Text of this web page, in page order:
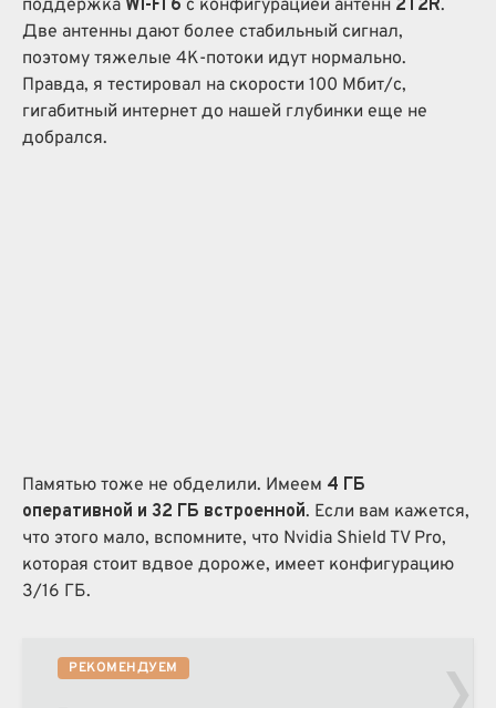
поддержка Wi-Fi 6 с конфигурацией антенн 2T2R.
Две антенны дают более стабильный сигнал,
поэтому тяжелые 4K-потоки идут нормально.
Правда, я тестировал на скорости 100 Мбит/с,
гигабитный интернет до нашей глубинки еще не
добрался.
Памятью тоже не обделили. Имеем 4 ГБ
оперативной и 32 ГБ встроенной. Если вам кажется,
что этого мало, вспомните, что Nvidia Shield TV Pro,
которая стоит вдвое дороже, имеет конфигурацию
3/16 ГБ.
РЕКОМЕНДУЕМ